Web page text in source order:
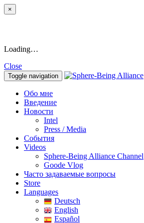
×
Loading…
Close
Toggle navigation
Обо мне
Введение
Новости
Intel
Press / Media
События
Videos
Sphere-Being Alliance Channel
Goode Vlog
Часто задаваемые вопросы
Store
Languages
Deutsch
English
Español